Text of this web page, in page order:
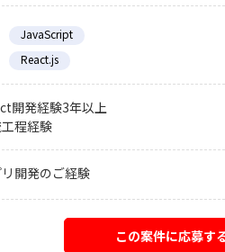
JavaScript
React.js
開発経験3年以上
工程経験
リ開発のご経験
この案件に応募す